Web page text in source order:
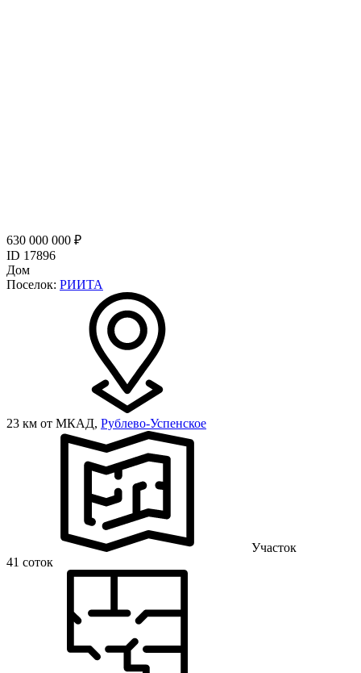
630 000 000 ₽
ID 17896
Дом
Поселок: РИИТА
23 км от МКАД, Рублево-Успенское
Участок
41 соток